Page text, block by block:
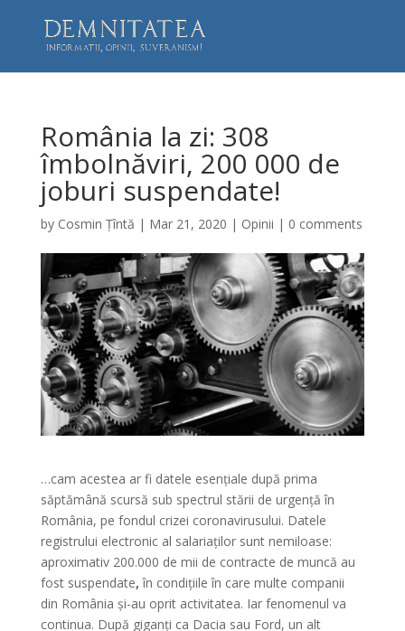
România la zi: 308
îmbolnăviri, 200 000 de
joburi suspendate!
by Cosmin Țîntă | Mar 21, 2020 | Opinii | 0 comments
…cam acestea ar fi datele esențiale după prima
săptămână scursă sub spectrul stării de urgență în
România, pe fondul crizei coronavirusului. Datele
registrului electronic al salariaților sunt nemiloase:
aproximativ 200.000 de mii de contracte de muncă au
fost suspendate,în condițiile în care multe companii
din România și-au oprit activitatea. Iar fenomenul va
continua. După giganți ca Dacia sau Ford, un alt